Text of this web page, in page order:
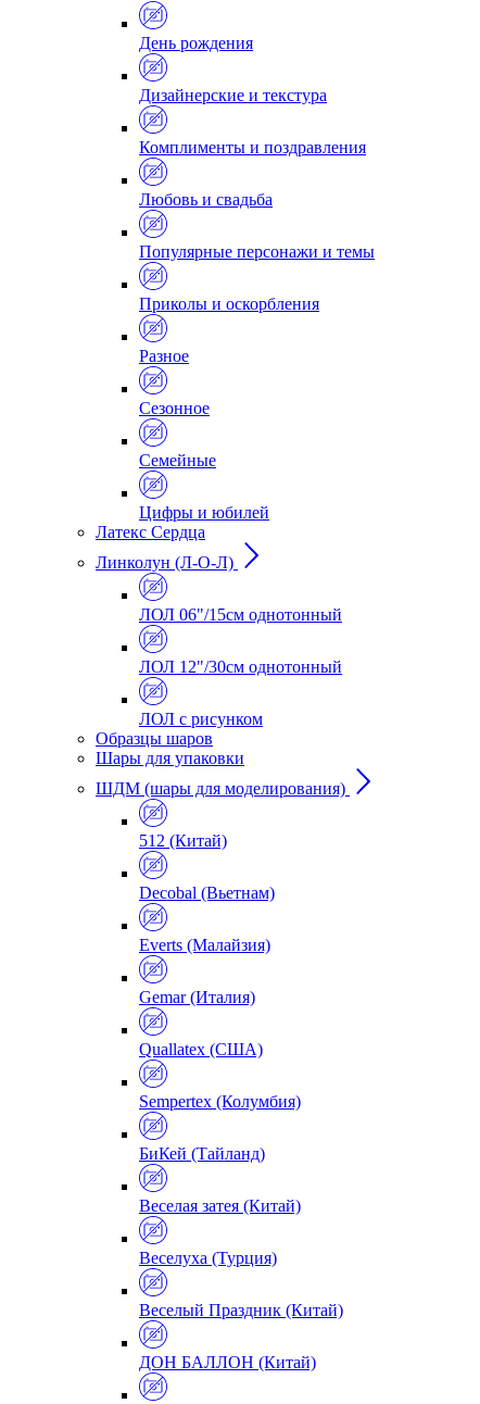
День рождения
Дизайнерские и текстура
Комплименты и поздравления
Любовь и свадьба
Популярные персонажи и темы
Приколы и оскорбления
Разное
Сезонное
Семейные
Цифры и юбилей
Латекс Сердца
Линколун (Л-О-Л)
ЛОЛ 06"/15см однотонный
ЛОЛ 12"/30см однотонный
ЛОЛ с рисунком
Образцы шаров
Шары для упаковки
ШДМ (шары для моделирования)
512 (Китай)
Decobal (Вьетнам)
Everts (Малайзия)
Gemar (Италия)
Quallatex (США)
Sempertex (Колумбия)
БиКей (Тайланд)
Веселая затея (Китай)
Веселуха (Турция)
Веселый Праздник (Китай)
ДОН БАЛЛОН (Китай)